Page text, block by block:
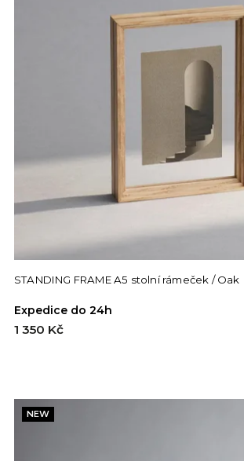
STANDING FRAME A5 stolní rámeček / Oak
Expedice do 24h
1 350 Kč
NEW